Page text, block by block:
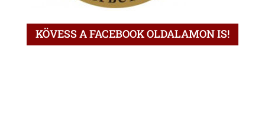
KÖVESS A FACEBOOK OLDALAMON IS!